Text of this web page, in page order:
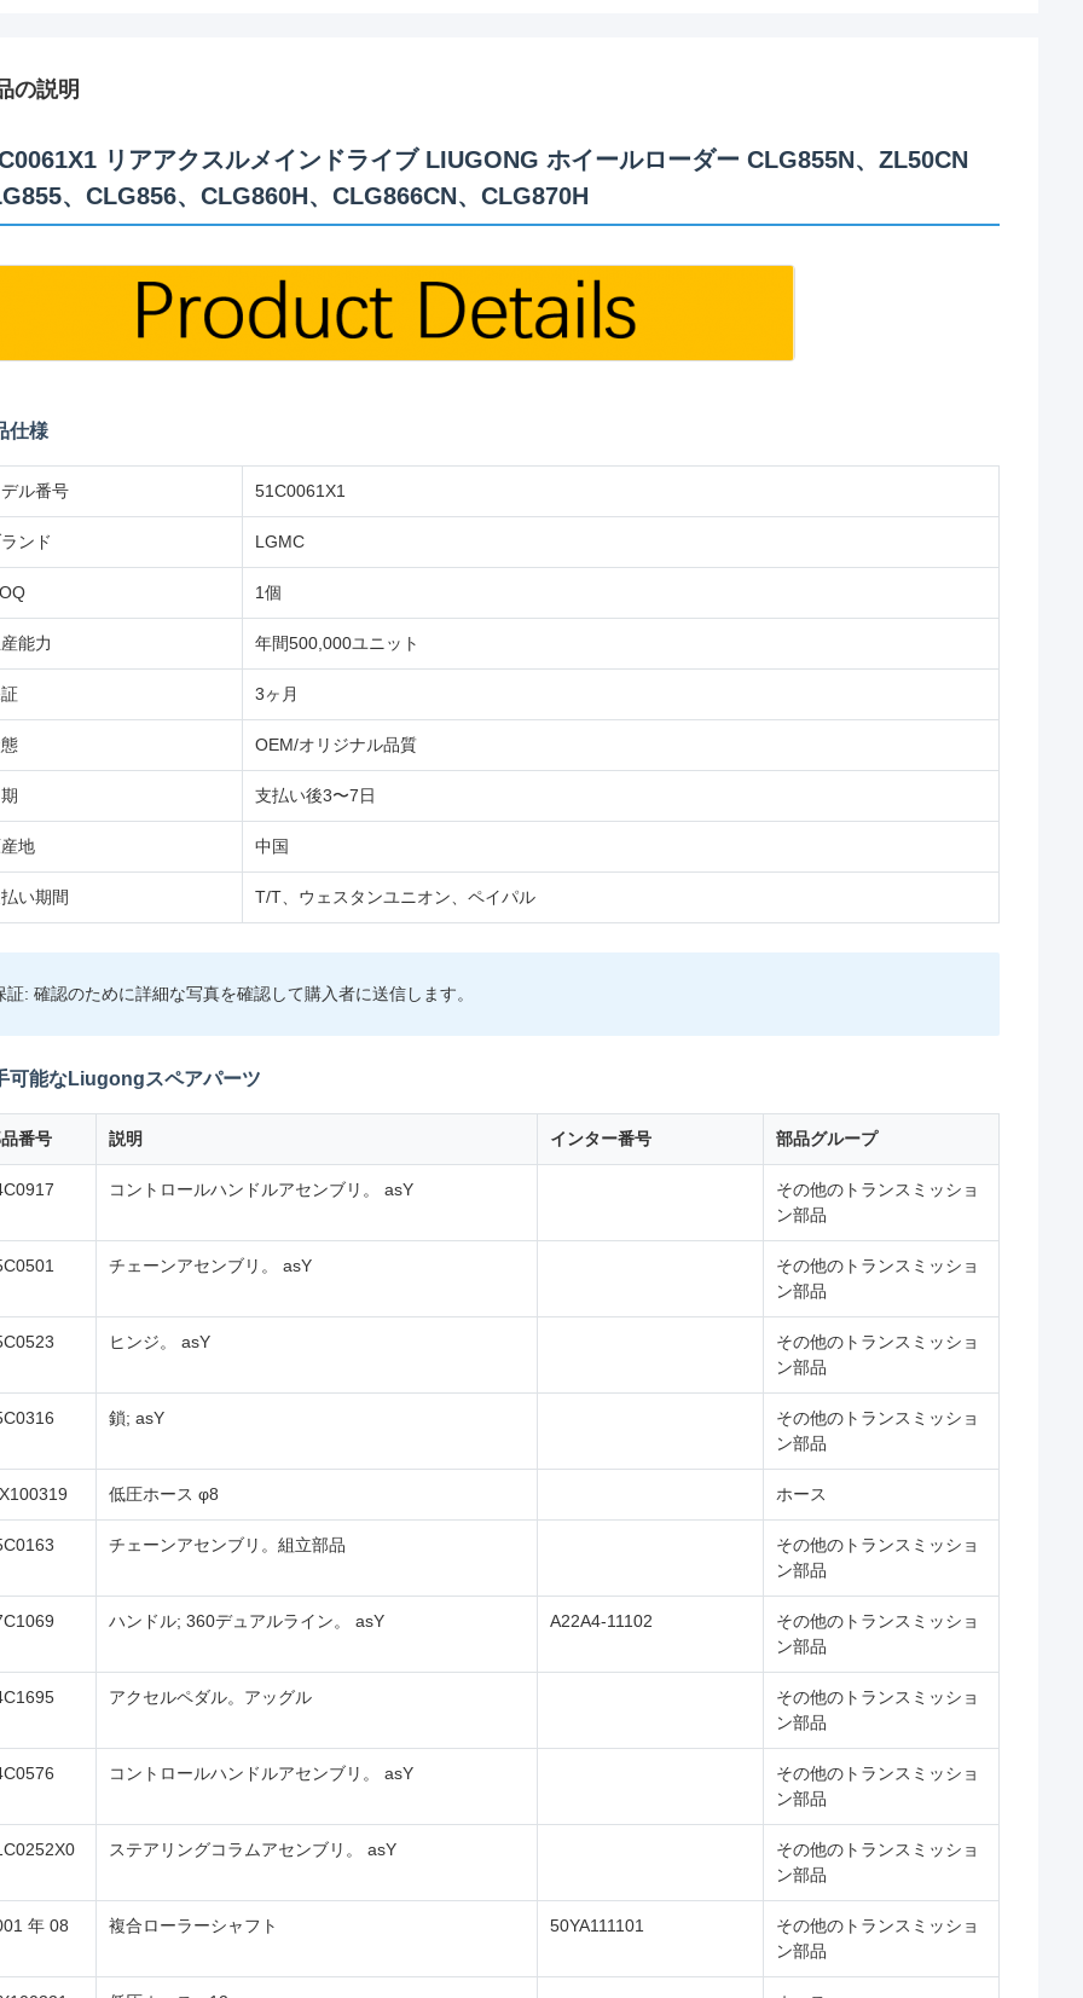
の説明
リアアクスルメインドライブ LIUGONG ホイールローダー CLG855N、ZL50CN
、CLG856、CLG860H、CLG866CN、CLG870H
仕様
ル番号 51C0061X1
ンド LGMC
1個
能力 年間500,000ユニット
3ヶ月
OEM/オリジナル品質
支払い後3〜7日
地 中国
い期間 T/T、ウェスタンユニオン、ペイパル
証: 確認のために詳細な写真を確認して購入者に送信します。
可能なLiugongスペアパーツ
番号 説明 インター番号 部品グループ
コントロールハンドルアセンブリ。 asY
その他のトランスミッショ
ン部品
チェーンアセンブリ。 asY
その他のトランスミッショ
ン部品
ヒンジ。 asY
その他のトランスミッショ
ン部品
鎖; asY
その他のトランスミッショ
ン部品
低圧ホース φ8 ホース
チェーンアセンブリ。組立部品
その他のトランスミッショ
ン部品
ハンドル; 360デュアルライン。 asY A22A4-11102
その他のトランスミッショ
ン部品
アクセルペダル。アッグル
その他のトランスミッショ
ン部品
コントロールハンドルアセンブリ。 asY
その他のトランスミッショ
ン部品
ステアリングコラムアセンブリ。 asY
その他のトランスミッショ
ン部品
年 08
複合ローラーシャフト 50YA111101
その他のトランスミッショ
ン部品